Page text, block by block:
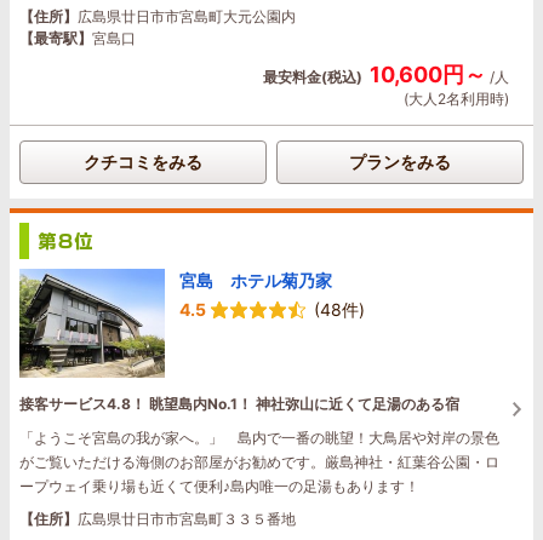
【住所】 広島県廿日市市宮島町大元公園内
【最寄駅】 宮島口
最安料金(税込) 10,600円～ /人
(大人2名利用時)
クチコミをみる プランをみる
宮島 ホテル菊乃家
4.5
(48件)
接客サービス4.8！ 眺望島内No.1！ 神社弥山に近くて足湯のある宿
「ようこそ宮島の我が家へ。」 島内で一番の眺望！大鳥居や対岸の景色
がご覧いただける海側のお部屋がお勧めです。厳島神社・紅葉谷公園・ロ
ープウェイ乗り場も近くて便利♪島内唯一の足湯もあります！
【住所】 広島県廿日市市宮島町３３５番地